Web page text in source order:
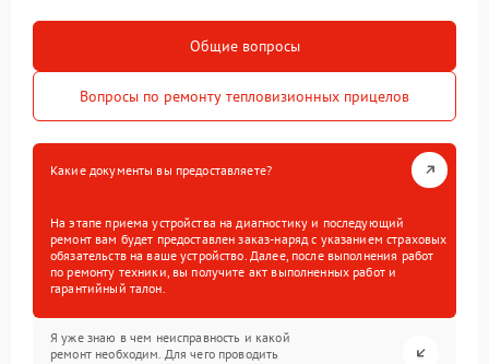
Общие вопросы
Вопросы по ремонту тепловизионных прицелов
Какие документы вы предоставляете?
На этапе приема устройства на диагностику и последующий
ремонт вам будет предоставлен заказ-наряд с указанием страховых
обязательств на ваше устройство. Далее, после выполнения работ
по ремонту техники, вы получите акт выполненных работ и
гарантийный талон.
Я уже знаю в чем неисправность и какой
ремонт необходим. Для чего проводить